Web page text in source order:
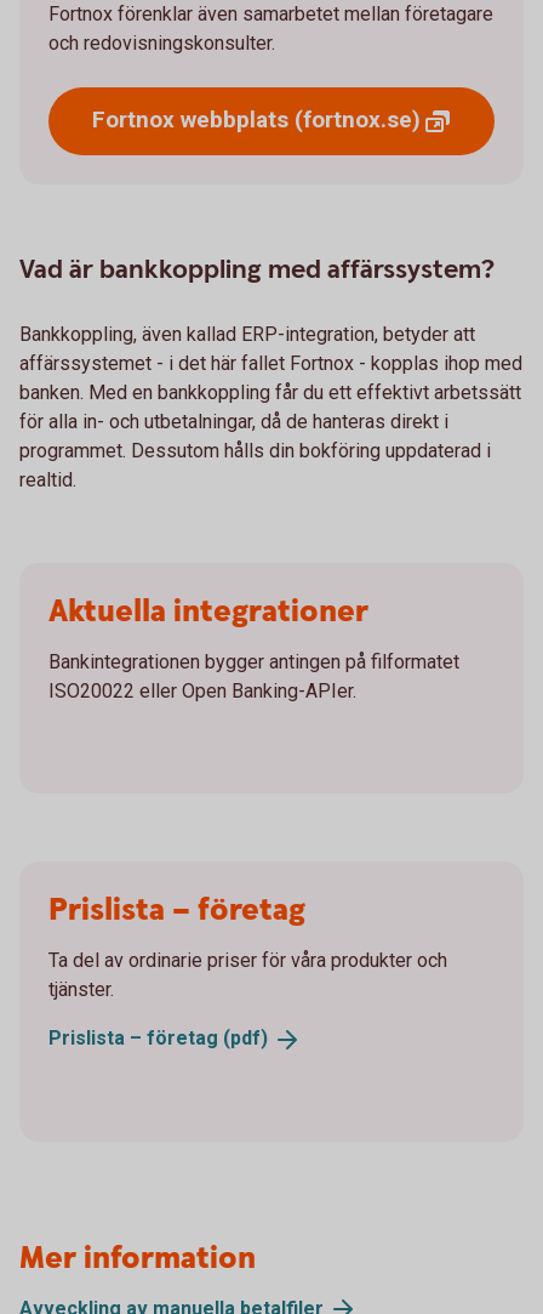
Fortnox förenklar även samarbetet mellan företagare
och redovisningskonsulter.
Fortnox webbplats (fortnox.se)
Vad är bankkoppling med affärssystem?
Bankkoppling, även kallad ERP-integration, betyder att
affärssystemet - i det här fallet Fortnox - kopplas ihop med
banken. Med en bankkoppling får du ett effektivt arbetssätt
för alla in- och utbetalningar, då de hanteras direkt i
programmet. Dessutom hålls din bokföring uppdaterad i
realtid.
Aktuella integrationer
Bankintegrationen bygger antingen på filformatet
ISO20022 eller Open Banking-APIer.
Prislista – företag
Ta del av ordinarie priser för våra produkter och
tjänster.
Prislista – företag (pdf)
Mer information
Avveckling av manuella betalfiler